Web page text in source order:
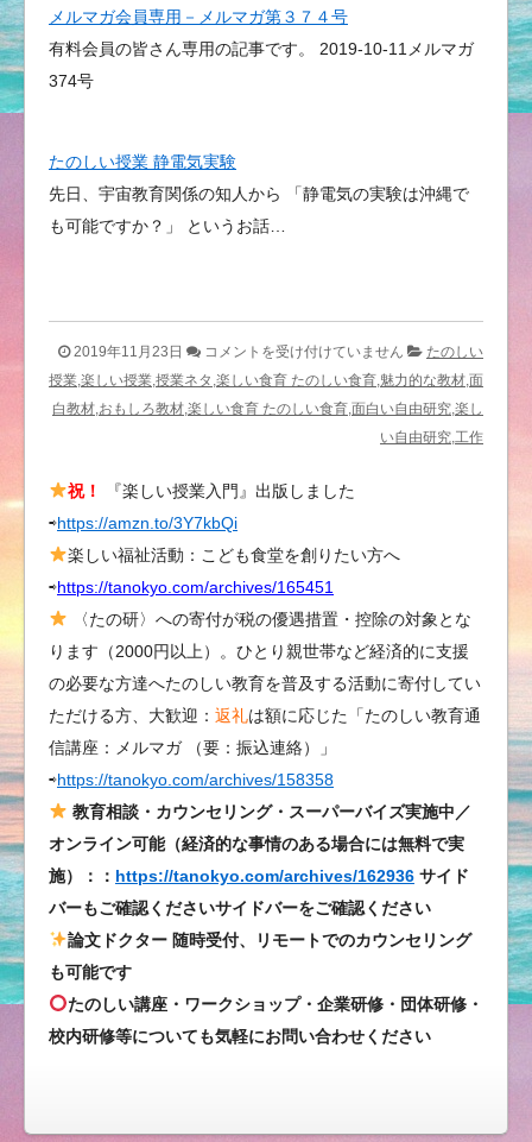
メルマガ会員専用－メルマガ第３７４号
有料会員の皆さん専用の記事です。 2019-10-11メルマガ
374号
たのしい授業 静電気実験
先日、宇宙教育関係の知人から 「静電気の実験は沖縄で
も可能ですか？」 というお話…
2019年11月23日
子
ど
も
良
く
な
る
し
い
教
育
／
島
と
ら
し、
強
の
コメントを受け付けていません
たのしい
授業,楽しい授業,授業ネタ,楽しい食育 たのしい食育,魅力的な教材,面
白教材,おもしろ教材,楽しい食育 たのしい食育,面白い自由研究,楽し
い自由研究,工作
祝！
『楽しい授業入門』出版しました
⇨https://amzn.to/3Y7kbQi
楽しい福祉活動：こども食堂を創りたい方へ
⇨https://tanokyo.com/archives/165451
〈たの研〉への寄付が税の優遇措置・控除の対象とな
ります（2000円以上）。ひとり親世帯など経済的に支援
の必要な方達へたのしい教育を普及する活動に寄付してい
ただける方、大歓迎： 返礼は額に応じた「たのしい教育通
信講座：メルマガ （要：振込連絡）」
⇨https://tanokyo.com/archives/158358
教育相談・カウンセリング・スーパーバイズ実施中／
オンライン可能（経済的な事情のある場合には無料で実
施）：： https://tanokyo.com/archives/162936 サイド
バーもご確認くださいサイドバーをご確認ください
論文ドクター 随時受付、リモートでのカウンセリング
も可能です
たのしい講座・ワークショップ・企業研修・団体研修・
校内研修等についても気軽にお問い合わせください